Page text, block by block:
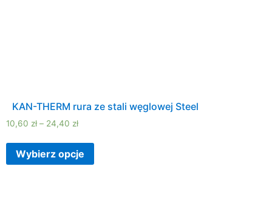
KAN-THERM rura ze stali węglowej Steel
10,60 zł – 24,40 zł
Wybierz opcje